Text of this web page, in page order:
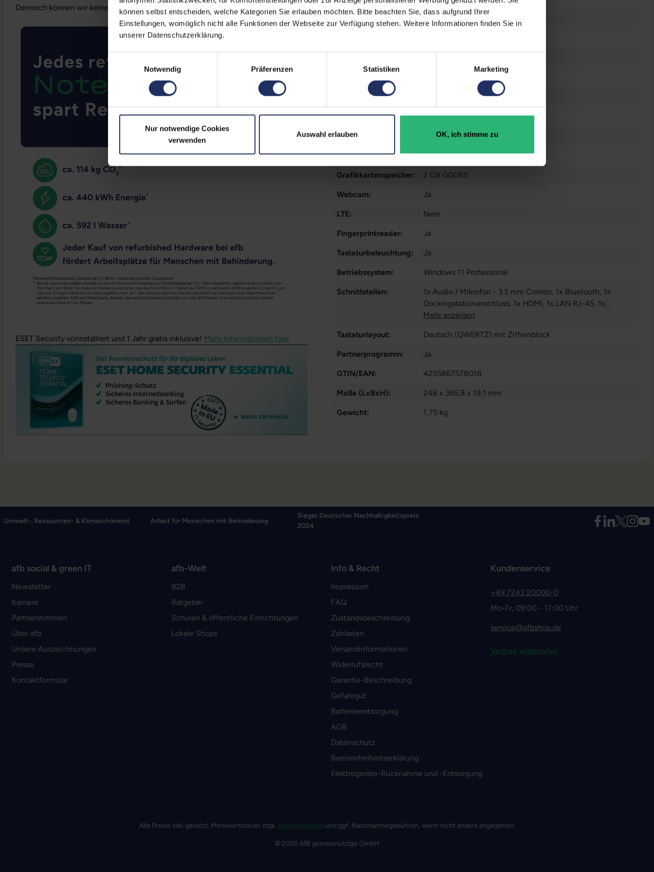
können selbst entscheiden, welche Kategorien Sie erlauben möchten. Bitte beachten Sie, dass aufgrund Ihrer
Einstellungen, womöglich nicht alle Funktionen der Webseite zur Verfügung stehen. Weitere Informationen finden Sie in
unserer Datenschutzerklärung.
Einwilligungsauswahl
Notwendig
Präferenzen Statistiken Marketing
Nur notwendige Cookies
verwenden
Auswahl erlauben OK, ich stimme zu
Dennoch können wir keine Garantieleistungen auf Akkulaufzeiten übernehmen.
ESET Security vorinstalliert und 1 Jahr gratis inklusive! Mehr Informationen hier.
Displayauflösung: 1920 x 1080 FHD
Prozessorkerne:
Datenspeicher: 500 GB SSD
Arbeitsspeicher: 16 GB DDR4
Grafikkarte: Quadro P520
Grafikkartenspeicher: 2 GB GDDR5
Webcam: Ja
LTE: Nein
Fingerprintreader: Ja
Tastaturbeleuchtung: Ja
Betriebssystem: Windows 11 Professional
Schnittstellen: 1x Audio / Mikrofon - 3.5 mm Combo, 1x Bluetooth, 1x
Dockingstationanschluss, 1x HDMI, 1x LAN RJ-45, 1x
Thunderbolt, 1x USB 3 Typ C
Mehr anzeigen
Tastaturlayout: Deutsch (QWERTZ) mit Ziffernblock
Partnerprogramm: Ja
GTIN/EAN: 4255867578018
Maße (LxBxH): 248 x 365,8 x 19,1 mm
Gewicht: 1,75 kg
Umwelt-, Ressourcen- & Klimaschonend Arbeit für Menschen mit Behinderung
Sieger Deutscher Nachhaltigkeitspreis
2024
afb social & green IT
Newsletter
Karriere
Partnerstimmen
Über afb
Unsere Auszeichnungen
Presse
Kontaktformular
afb-Welt
B2B
Ratgeber
Schulen & öffentliche Einrichtungen
Lokale Shops
Info & Recht
Impressum
FAQ
Zustandsbeschreibung
Zahlarten
Versandinformationen
Widerrufsrecht
Garantie-Beschreibung
Gefahrgut
Batterieentsorgung
AGB
Datenschutz
Barrierefreiheitserklärung
Elektrogeräte-Rücknahme und -Entsorgung
Kundenservice
+49 7243 20000-0
Mo-Fr, 09:00 - 17:00 Uhr
service@afbshop.de
Vertrag widerrufen
Alle Preise inkl. gesetzl. Mehrwertsteuer zzgl. Versandkosten und ggf. Nachnahmegebühren, wenn nicht anders angegeben.
© 2026 AfB gemeinnützige GmbH